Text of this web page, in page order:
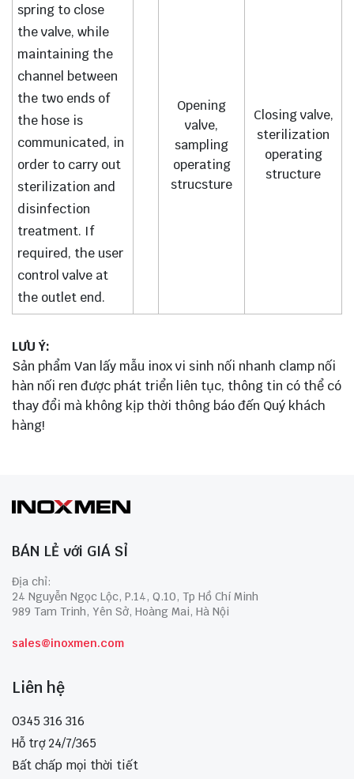
spring to close
the valve, while
maintaining the
channel between
the two ends of
the hose is
communicated, in
order to carry out
sterilization and
disinfection
treatment. If
required, the user
control valve at
the outlet end.
Opening
valve,
sampling
operating
strucsture
Closing valve,
sterilization
operating
structure
LƯU Ý:
Sản phẩm Van lấy mẫu inox vi sinh nối nhanh clamp nối
hàn nối ren được phát triển liên tục, thông tin có thể có
thay đổi mà không kịp thời thông báo đến Quý khách
hàng!
BÁN LẺ với GIÁ SỈ
Địa chỉ:
24 Nguyễn Ngọc Lộc, P.14, Q.10, Tp Hồ Chí Minh
989 Tam Trinh, Yên Sở, Hoàng Mai, Hà Nội
sales@inoxmen.com
Liên hệ
0345 316 316
Hỗ trợ 24/7/365
Bất chấp mọi thời tiết